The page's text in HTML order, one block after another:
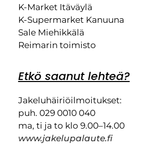
K-Market Itäväylä
K-Supermarket Kanuuna
Sale Miehikkälä
Reimarin toimisto
Etkö saanut lehteä?
Jakeluhäiriöilmoitukset:
puh. 029 0010 040
ma, ti ja to klo 9.00–14.00
www.jakelupalaute.fi